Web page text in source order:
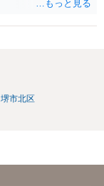
堺市北区